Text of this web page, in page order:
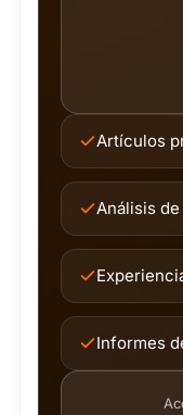
Artículos
Análisis
Informes